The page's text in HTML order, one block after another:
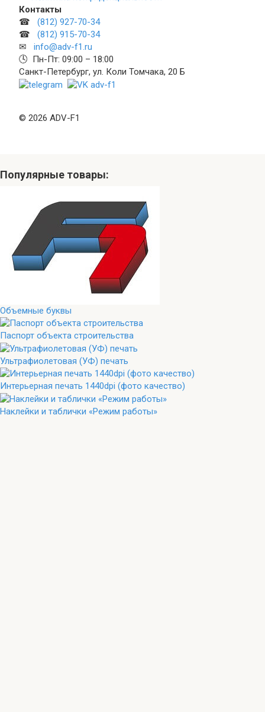
Контакты
☎ (812) 927-70-34
☎ (812) 915-70-34
✉ info@adv-f1.ru
🕓 Пн-Пт: 09:00 – 18:00
Санкт-Петербург, ул. Коли Томчака, 20 Б
© 2026 ADV-F1
Популярные товары:
Объемные буквы
Паспорт объекта строительства
Ультрафиолетовая (УФ) печать
Интерьерная печать 1440dpi (фото качество)
Наклейки и таблички «Режим работы»